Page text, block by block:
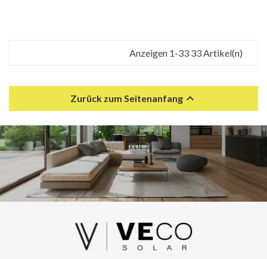
Anzeigen 1-33 33 Artikel(n)
Zurück zum Seitenanfang